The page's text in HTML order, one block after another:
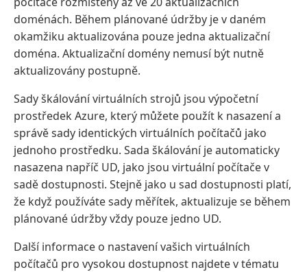
doménách. Během plánované údržby je v daném
okamžiku aktualizována pouze jedna aktualizační
doména. Aktualizační domény nemusí být nutně
aktualizovány postupně.
Sady škálování virtuálních strojů jsou výpočetní
prostředek Azure, který můžete použít k nasazení a
správě sady identických virtuálních počítačů jako
jednoho prostředku. Sada škálování je automaticky
nasazena napříč UD, jako jsou virtuální počítače v
sadě dostupnosti. Stejně jako u sad dostupnosti platí,
že když používáte sady měřítek, aktualizuje se během
plánované údržby vždy pouze jedno UD.
Další informace o nastavení vašich virtuálních
počítačů pro vysokou dostupnost najdete v tématu